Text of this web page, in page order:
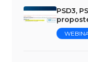
PSD3,